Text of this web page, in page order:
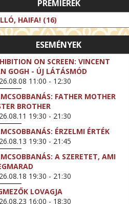
PREMIEREK
HAIFA! (16)
ESEMÉNYEK
ON SCREEN: VINCENT
GOGH - ÚJ LÁTÁSMÓD
11:00 - 12:30
FATHER MOTHER
BROTHER
19:30 - 21:30
ÉRZELMI ÉRTÉK
19:30 - 21:45
A SZERETET, AMI
19:30 - 21:30
LOVAGJA
16:00 - 18:30